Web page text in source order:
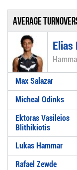
Average
Elias
Max Salazar
Micheal Odinks
Ektoras Vasileios
Blithikiotis
Lukas Hammar
Rafael Zewde